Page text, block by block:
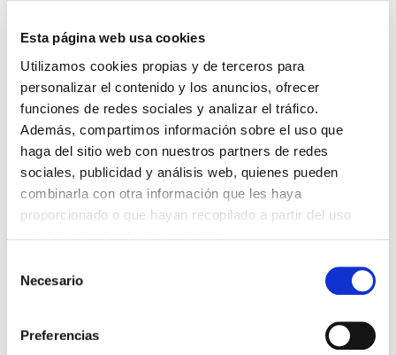
Esta página web usa cookies
Utilizamos cookies propias y de terceros para
personalizar el contenido y los anuncios, ofrecer
funciones de redes sociales y analizar el tráfico.
Además, compartimos información sobre el uso que
haga del sitio web con nuestros partners de redes
sociales, publicidad y análisis web, quienes pueden
combinarla con otra información que les haya
proporcionado o que hayan recopilado a partir del uso
Necesario
Preferencias
DESCARGAR FICHA TÉCNICA
PARQUE
MARCA
SINOBOOM